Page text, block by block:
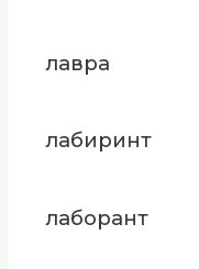
лавра
лабиринт
лаборант